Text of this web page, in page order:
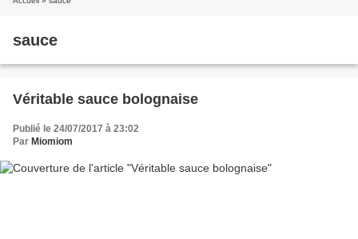
sauce
Véritable sauce bolognaise
Publié le 24/07/2017 à 23:02
Par Miomiom